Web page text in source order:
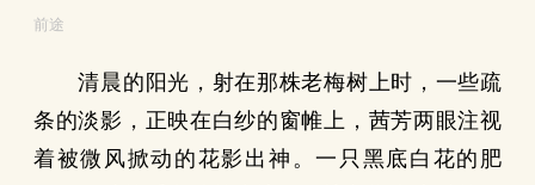
前途
清晨的阳光，射在那株老梅树上时，一些疏
条的淡影，正映在白纱的窗帷上，茜芳两眼注视
着被微风掀动的花影出神。一只黑底白花的肥